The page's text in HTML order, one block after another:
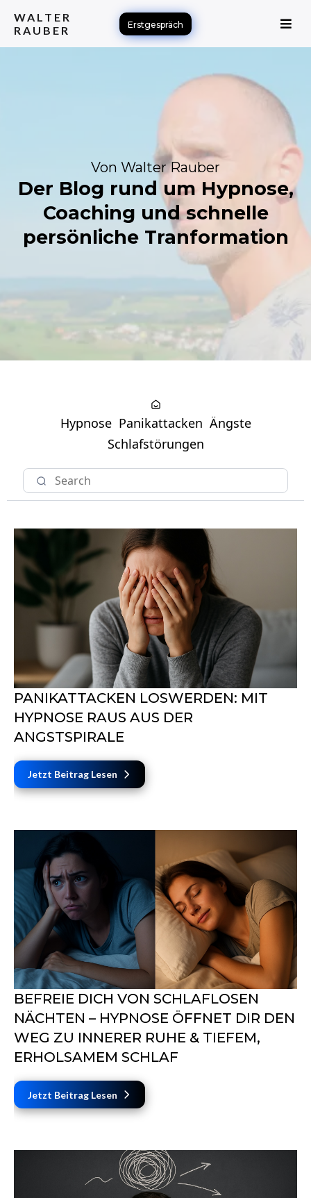
WALTER
RAUBER
Erstgespräch
Von Walter Rauber
Der Blog rund um Hypnose,
Coaching und schnelle
persönliche Tranformation
Hypnose Panikattacken Ängste
Schlafstörungen
PANIKATTACKEN LOSWERDEN: MIT
HYPNOSE RAUS AUS DER
ANGSTSPIRALE
Jetzt Beitrag Lesen
BEFREIE DICH VON SCHLAFLOSEN
NÄCHTEN – HYPNOSE ÖFFNET DIR DEN
WEG ZU INNERER RUHE & TIEFEM,
ERHOLSAMEM SCHLAF
Jetzt Beitrag Lesen